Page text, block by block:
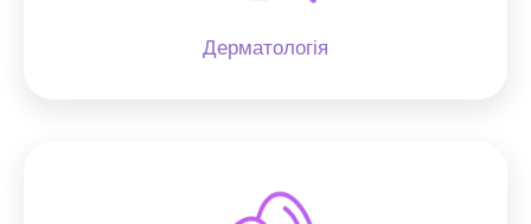
Дерматологія